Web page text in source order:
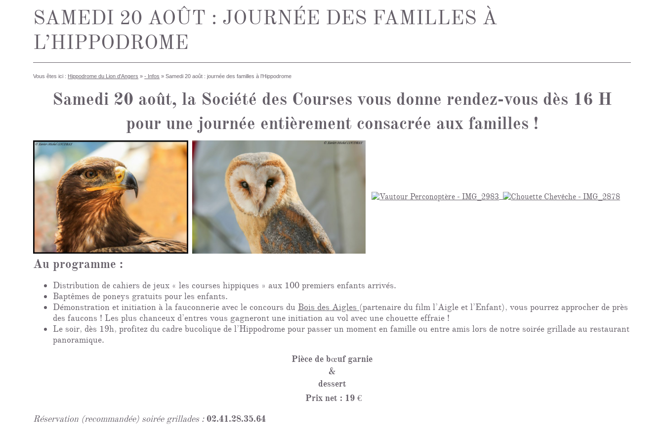
SAMEDI 20 AOÛT : JOURNÉE DES FAMILLES À
L’HIPPODROME
Vous êtes ici : Hippodrome du Lion d'Angers »- Infos »Samedi 20 août : journée des familles à l’Hippodrome
Samedi 20 août, la Société des Courses vous donne rendez-vous dès 16 H
pour une journée entièrement consacrée aux familles !
Au programme :
Distribution de cahiers de jeux « les courses hippiques » aux 100 premiers enfants arrivés.
Baptêmes de poneys gratuits pour les enfants.
Démonstration et initiation à la fauconnerie avec le concours du Bois des Aigles (partenaire du film l’Aigle et l’Enfant), vous pourrez approcher de près
des faucons ! Les plus chanceux d’entres vous gagneront une initiation au vol avec une chouette effraie !
Le soir, dès 19h, profitez du cadre bucolique de l’Hippodrome pour passer un moment en famille ou entre amis lors de notre soirée grillade au restaurant
panoramique.
Pièce de bœuf garnie
&
dessert
Prix net : 19 €
Réservation (recommandée) soirée grillades :02.41.28.35.64